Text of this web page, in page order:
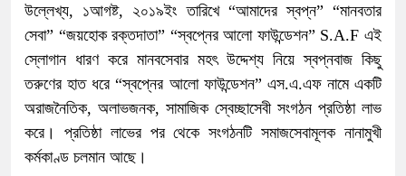
উল্লেখ্য, ১আগষ্ট, ২০১৯ইং তারিখে “আমাদের স্বপ্ন” “মানবতার
সেবা” “জয়হোক রক্তদাতা” “স্বপ্নের আলো ফাউন্ডেশন” S.A.F এই
স্লোগান ধারণ করে মানবসেবার মহৎ উদ্দেশ্য নিয়ে স্বপ্নবাজ কিছু
তরুণের হাত ধরে “স্বপ্নের আলো ফাউন্ডেশন” এস.এ.এফ নামে একটি
অরাজনৈতিক, অলাভজনক, সামাজিক স্বেচ্ছাসেবী সংগঠন প্রতিষ্ঠা লাভ
করে। প্রতিষ্ঠা লাভের পর থেকে সংগঠনটি সমাজসেবামূলক নানামুখী
কর্মকাণ্ড চলমান আছে।